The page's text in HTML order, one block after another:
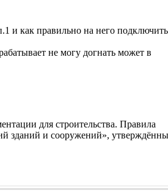
и как правильно на него подключить
не могу догнать может в
для строительства. Правила
зданий и сооружений»,